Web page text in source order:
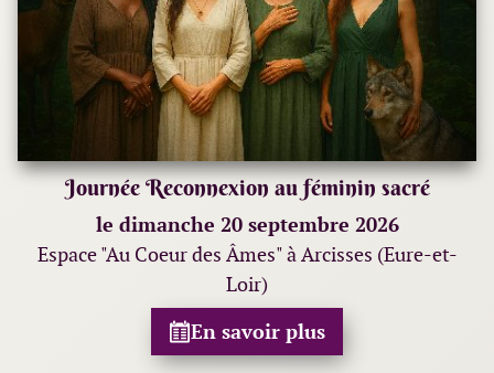
Journée Reconnexion au féminin sacré
le dimanche 20 septembre 2026
Espace "Au Coeur des Âmes" à Arcisses (Eure-et-
Loir)
En savoir plus